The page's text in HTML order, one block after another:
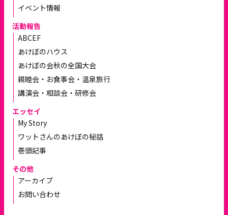
イベント情報
活動報告
ABCEF
あけぼのハウス
あけぼの会秋の全国大会
親睦会・お食事会・温泉旅行
講演会・相談会・研修会
エッセイ
My Story
ワットさんのあけぼの秘話
巻頭記事
その他
アーカイブ
お問い合わせ